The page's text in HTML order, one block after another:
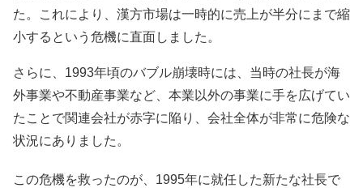
た。これにより、漢方市場は一時的に売上が半分にまで縮
小するという危機に直面しました。
さらに、1993年頃のバブル崩壊時には、当時の社長が海
外事業や不動産事業など、本業以外の事業に手を広げてい
たことで関連会社が赤字に陥り、会社全体が非常に危険な
状況にありました。
この危機を救ったのが、1995年に就任した新たな社長で